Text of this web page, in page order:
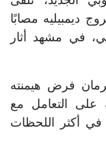
ديمبيليه مصابًا
في مشهد أثار
فرض هيمنته
على التعامل مع
في أكثر اللحظات